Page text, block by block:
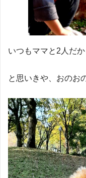
いつもママと2人だ
と思いきや、おのお